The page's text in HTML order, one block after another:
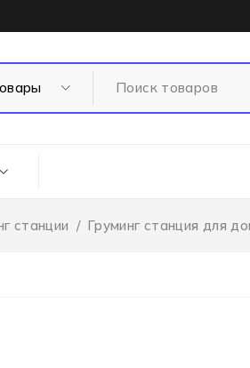
станции / Груминг станция для